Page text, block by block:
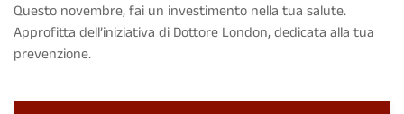
Questo novembre, fai un investimento nella tua salute.
Approfitta dell’iniziativa di Dottore London, dedicata alla tua
prevenzione.